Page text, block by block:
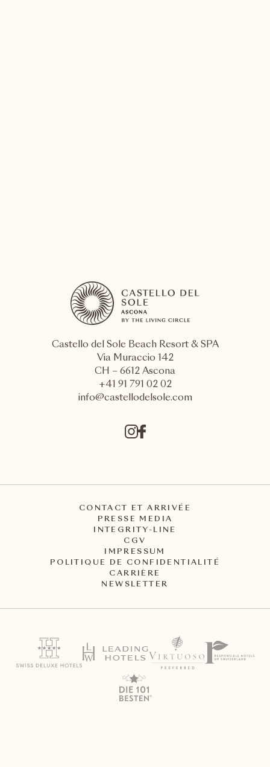
Castello del Sole Beach Resort & SPA
Via Muraccio 142
CH – 6612 Ascona
+41 91 791 02 02
info@castellodelsole.com
CONTACT ET ARRIVÉE
PRESSE MEDIA
INTEGRITY-LINE
CGV
IMPRESSUM
POLITIQUE DE CONFIDENTIALITÉ
CARRIÈRE
NEWSLETTER